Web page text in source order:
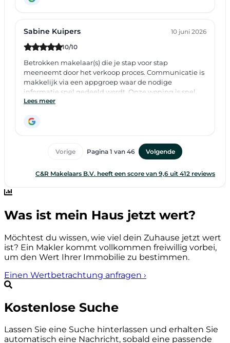
Was ist mein Haus jetzt wert?
Möchtest du wissen, wie viel dein Zuhause jetzt wert
ist? Ein Makler kommt vollkommen freiwillig vorbei,
um den Wert Ihrer Immobilie zu bestimmen.
Einen Wertbetrachtung anfragen ›
Kostenlose Suche
Lassen Sie eine Suche hinterlassen und erhalten Sie
automatisch eine Nachricht, sobald eine passende